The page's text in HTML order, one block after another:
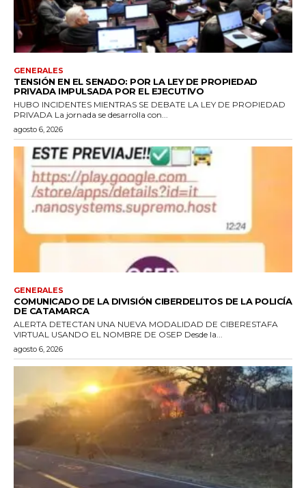
GENERALES
TENSIÓN EN EL SENADO: POR LA LEY DE PROPIEDAD
PRIVADA IMPULSADA POR EL EJECUTIVO
HUBO INCIDENTES MIENTRAS SE DEBATE LA LEY DE PROPIEDAD
PRIVADA La jornada se desarrolla con...
agosto 6, 2026
GENERALES
COMUNICADO DE LA DIVISIÓN CIBERDELITOS DE LA POLICÍA
DE CATAMARCA
ALERTA DETECTAN UNA NUEVA MODALIDAD DE CIBERESTAFA
VIRTUAL USANDO EL NOMBRE DE OSEP Desde la...
agosto 6, 2026